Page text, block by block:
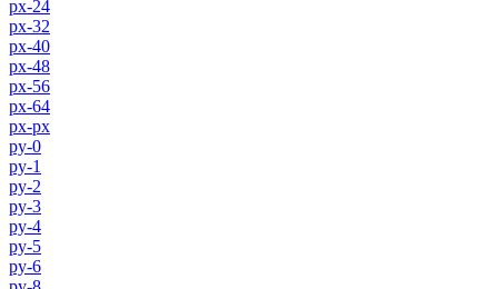
px-24
px-32
px-40
px-48
px-56
px-64
px-px
py-0
py-1
py-2
py-3
py-4
py-5
py-6